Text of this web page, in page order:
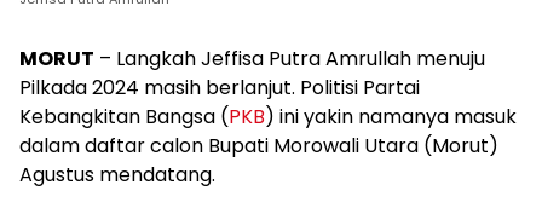
MORUT – Langkah Jeffisa Putra Amrullah menuju
Pilkada 2024 masih berlanjut. Politisi Partai
Kebangkitan Bangsa (PKB) ini yakin namanya masuk
dalam daftar calon Bupati Morowali Utara (Morut)
Agustus mendatang.